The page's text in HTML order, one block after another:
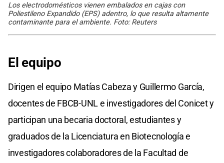
Los electrodomésticos vienen embalados en cajas con
Poliestileno Expandido (EPS) adentro, lo que resulta altamente
contaminante para el ambiente. Foto: Reuters
El equipo
Dirigen el equipo Matías Cabeza y Guillermo García,
docentes de FBCB-UNL e investigadores del Conicet y
participan una becaria doctoral, estudiantes y
graduados de la Licenciatura en Biotecnología e
investigadores colaboradores de la Facultad de